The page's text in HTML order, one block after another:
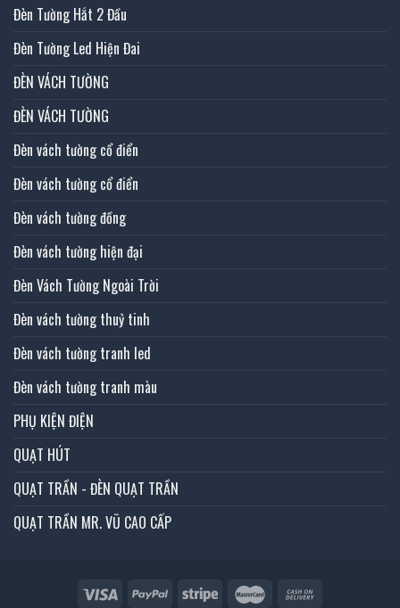
Đèn Tường Hắt 2 Đầu
Đèn Tường Led Hiện Đai
ĐÈN VÁCH TƯỜNG
ĐÈN VÁCH TƯỜNG
Đèn vách tường cổ điển
Đèn vách tường cổ điển
Đèn vách tường đồng
Đèn vách tường hiện đại
Đèn Vách Tường Ngoài Trời
Đèn vách tường thuỷ tinh
Đèn vách tường tranh led
Đèn vách tường tranh màu
PHỤ KIỆN ĐIỆN
QUẠT HÚT
QUẠT TRẦN - ĐÈN QUẠT TRẦN
QUẠT TRẦN MR. VŨ CAO CẤP